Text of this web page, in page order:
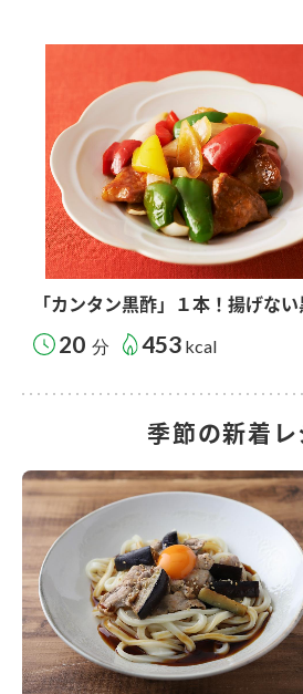
「カンタン黒酢」１本！揚げな
20 分 453 kcal
季節の新着レ